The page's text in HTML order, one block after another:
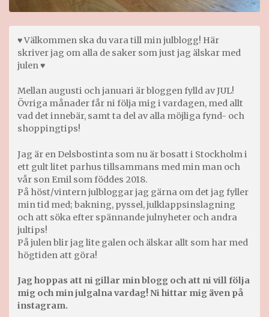
♥ Välkommen ska du vara till min julblogg! Här
skriver jag om alla de saker som just jag älskar med
julen ♥
Mellan augusti och januari är bloggen fylld av JUL!
Övriga månader får ni följa mig i vardagen, med allt
vad det innebär, samt ta del av alla möjliga fynd- och
shoppingtips!
Jag är en Delsbostinta som nu är bosatt i Stockholm i
ett gult litet parhus tillsammans med min man och
vår son Emil som föddes 2018.
På höst/vintern julbloggar jag gärna om det jag fyller
min tid med; bakning, pyssel, julklappsinslagning
och att söka efter spännande julnyheter och andra
jultips!
På julen blir jag lite galen och älskar allt som har med
högtiden att göra!
Jag hoppas att ni gillar min blogg och att ni vill följa
mig och min julgalna vardag! Ni hittar mig även på
instagram.